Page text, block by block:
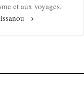
et aux voyages.
→